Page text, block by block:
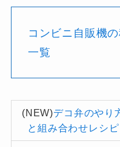
コンビニ自販機
一覧
(NEW)デコ弁のやり
と組み合わせレシピ